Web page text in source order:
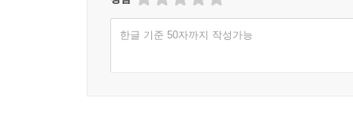
_수사, 기소, 판결, 처벌의 네 가지 법집행과정을
한글 기준 50자까지 작성가능